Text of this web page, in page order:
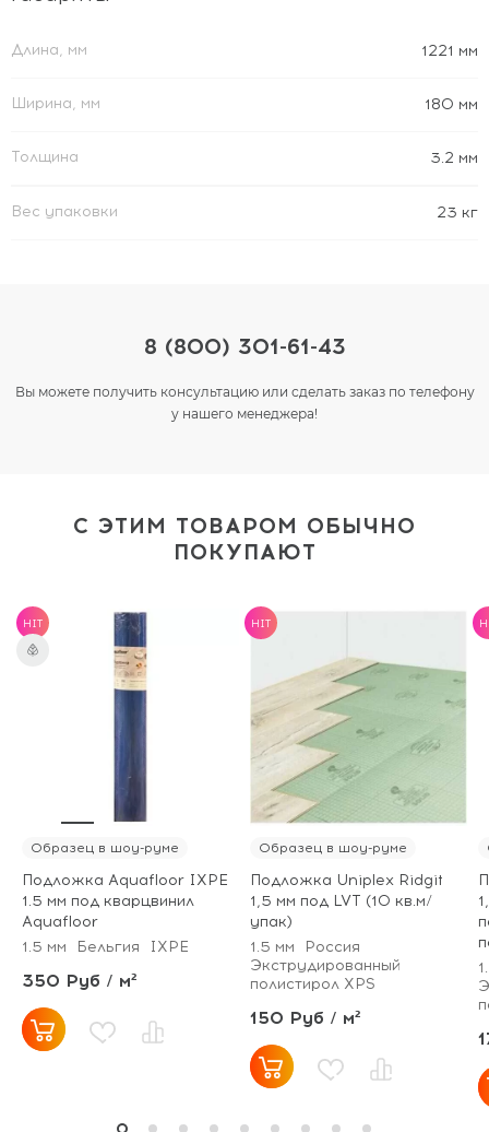
Длина, мм 1221 мм
Ширина, мм 180 мм
Толщина 3.2 мм
Вес упаковки 23 кг
8 (800) 301-61-43
Вы можете получить консультацию или сделать заказ по телефону
у нашего менеджера!
С ЭТИМ ТОВАРОМ ОБЫЧНО
ПОКУПАЮТ
HIT
Образец в шоу-руме
Подложка Aquafloor IXPE
1.5 мм под кварцвинил
Aquafloor
1.5 мм
Бельгия IXPE
350 Руб / м²
HIT
Образец в шоу-руме
Подложка Uniplex Ridgit
1,5 мм под LVT (10 кв.м/
упак)
1.5 мм
Россия
Экструдированный
полистирол XPS
150 Руб / м²